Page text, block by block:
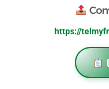
https://